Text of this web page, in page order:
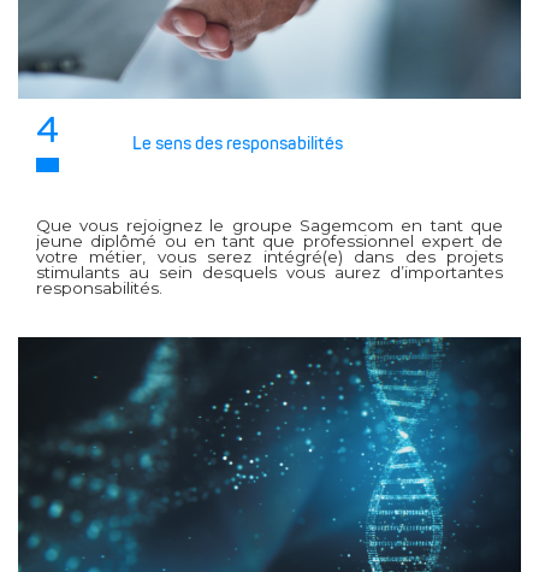
4 Le sens des responsabilités
Que vous rejoignez le groupe Sagemcom en tant que
jeune diplômé ou en tant que professionnel expert de
votre métier, vous serez intégré(e) dans des projets
stimulants au sein desquels vous aurez d’importantes
responsabilités.